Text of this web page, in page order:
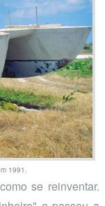
1991.
se reinventar.